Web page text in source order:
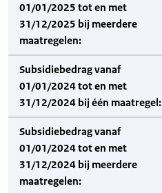
01/01/2025 tot en met
31/12/2025 bij meerdere
maatregelen:
Subsidiebedrag vanaf
01/01/2024 tot en met
31/12/2024 bij één maatregel:
Subsidiebedrag vanaf
01/01/2024 tot en met
31/12/2024 bij meerdere
maatregelen: